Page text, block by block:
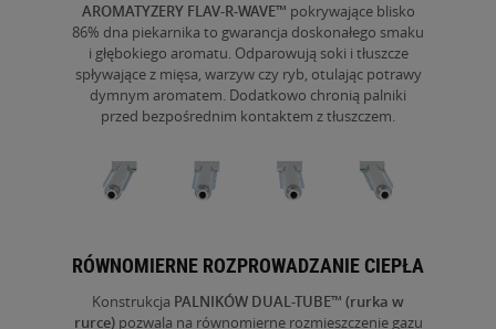
AROMATYZERY FLAV-R-WAVE™ pokrywające blisko
86% dna piekarnika to gwarancja doskonałego smaku
i głębokiego aromatu. Odparowują soki i tłuszcze
spływające z mięsa, warzyw czy ryb, otulając potrawy
dymnym aromatem. Dodatkowo chronią palniki
przed bezpośrednim kontaktem z tłuszczem.
RÓWNOMIERNE ROZPROWADZANIE CIEPŁA
Konstrukcja PALNIKÓW DUAL-TUBE™ (rurka w
rurce)pozwala na równomierne rozmieszczenie gazu